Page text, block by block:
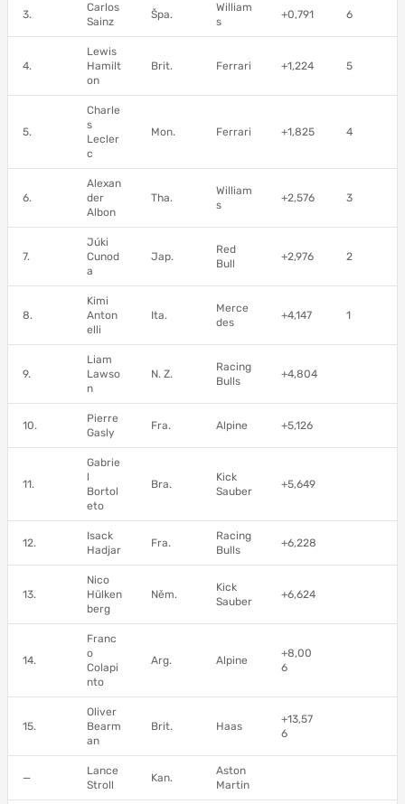
3.
Carlos
Sainz
Špa.
William
s
+0,791 6
4.
Lewis
Hamilt
on
Brit. Ferrari +1,224 5
5.
Charle
s
Lecler
c
Mon. Ferrari +1,825 4
6.
Alexan
der
Albon
Tha.
William
s
+2,576 3
7.
Júki
Cunod
a
Jap.
Red
Bull
+2,976 2
8.
Kimi
Anton
elli
Ita.
Merce
des
+4,147 1
9.
Liam
Lawso
n
N. Z.
Racing
Bulls
+4,804
10.
Pierre
Gasly
Fra. Alpine +5,126
11.
Gabrie
l
Bortol
eto
Bra.
Kick
Sauber
+5,649
12.
Isack
Hadjar
Fra.
Racing
Bulls
+6,228
13.
Nico
Hülken
berg
Něm.
Kick
Sauber
+6,624
14.
Franc
o
Colapi
nto
Arg. Alpine
+8,00
6
15.
Oliver
Bearm
an
Brit. Haas
+13,57
6
—
Lance
Stroll
Kan.
Aston
Martin